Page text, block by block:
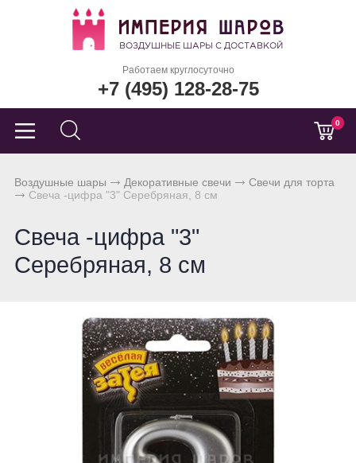
Работаем круглосуточно
+7 (495) 128-28-75
0
Воздушные шары Декоративные свечи
Свечи для торта
Свеча -цифра "3" Серебряная, 8 см
Свеча -цифра "3"
Серебряная, 8 см